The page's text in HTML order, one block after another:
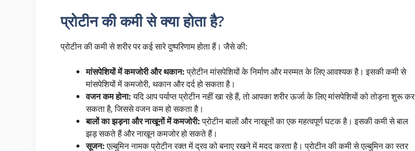
प्रोटीन की कमी से क्या होता है?
प्रोटीन की कमी से शरीर पर कई सारे दुष्परिणाम होता हैं। जैसे की:
मांसपेशियों में कमजोरी और थकान:प्रोटीन मांसपेशियों के निर्माण और मरम्मत के लिए आवश्यक है। इसकी कमी से
मांसपेशियों में कमजोरी, थकान और दर्द हो सकता है।
वजन कम होना:यदि आप पर्याप्त प्रोटीन नहीं खा रहे हैं, तो आपका शरीर ऊर्जा के लिए मांसपेशियों को तोड़ना शुरू कर
सकता है, जिससे वजन कम हो सकता है।
बालों का झड़ना और नाखूनों में कमजोरी:प्रोटीन बालों और नाखूनों का एक महत्वपूर्ण घटक है। इसकी कमी से बाल
झड़ सकते हैं और नाखून कमजोर हो सकते हैं।
सूजन:एल्बुमिन नामक प्रोटीन रक्त में द्रव को बनाए रखने में मदद करता है। प्रोटीन की कमी से एल्बुमिन का स्तर